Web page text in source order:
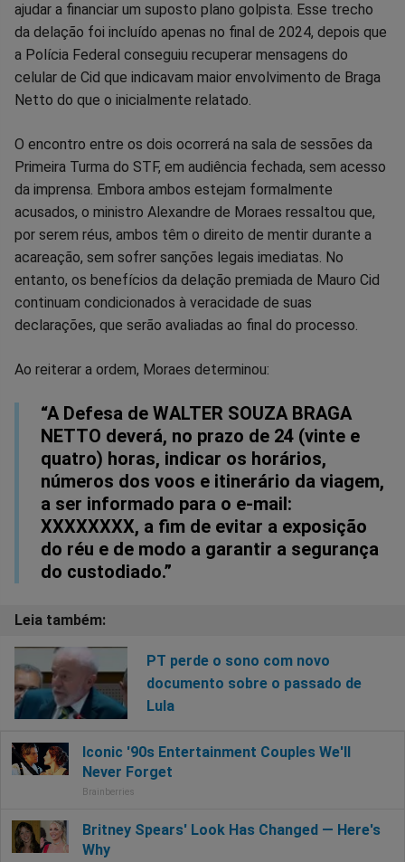
ajudar a financiar um suposto plano golpista. Esse trecho
da delação foi incluído apenas no final de 2024, depois que
a Polícia Federal conseguiu recuperar mensagens do
celular de Cid que indicavam maior envolvimento de Braga
Netto do que o inicialmente relatado.
O encontro entre os dois ocorrerá na sala de sessões da
Primeira Turma do STF, em audiência fechada, sem acesso
da imprensa. Embora ambos estejam formalmente
acusados, o ministro Alexandre de Moraes ressaltou que,
por serem réus, ambos têm o direito de mentir durante a
acareação, sem sofrer sanções legais imediatas. No
entanto, os benefícios da delação premiada de Mauro Cid
continuam condicionados à veracidade de suas
declarações, que serão avaliadas ao final do processo.
Ao reiterar a ordem, Moraes determinou:
“A Defesa de WALTER SOUZA BRAGA
NETTO deverá, no prazo de 24 (vinte e
quatro) horas, indicar os horários,
números dos voos e itinerário da viagem,
a ser informado para o e-mail:
XXXXXXXX, a fim de evitar a exposição
do réu e de modo a garantir a segurança
do custodiado.”
PT perde o sono com novo
documento sobre o passado de
Lula